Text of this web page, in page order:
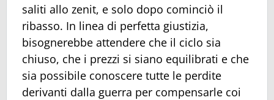
saliti allo zenit, e solo dopo cominciò il
ribasso. In linea di perfetta giustizia,
bisognerebbe attendere che il ciclo sia
chiuso, che i prezzi si siano equilibrati e che
sia possibile conoscere tutte le perdite
derivanti dalla guerra per compensarle coi